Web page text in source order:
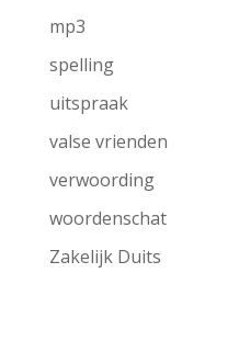
mp3
spelling
uitspraak
valse vrienden
verwoording
woordenschat
Zakelijk Duits